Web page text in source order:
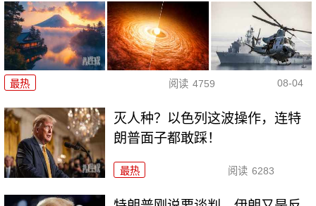
最热 阅读 4759 08-04
灭人种？以色列这波操作，连特
朗普面子都敢踩！
最热 阅读 6283